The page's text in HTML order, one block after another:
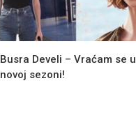
Busra Develi – Vraćam se u
novoj sezoni!